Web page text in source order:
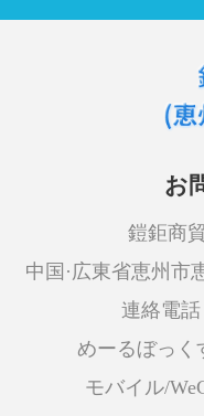
お
鎧鉅商
中国·広東省恵州市
連絡電話
めーるぼっく
モバイル/